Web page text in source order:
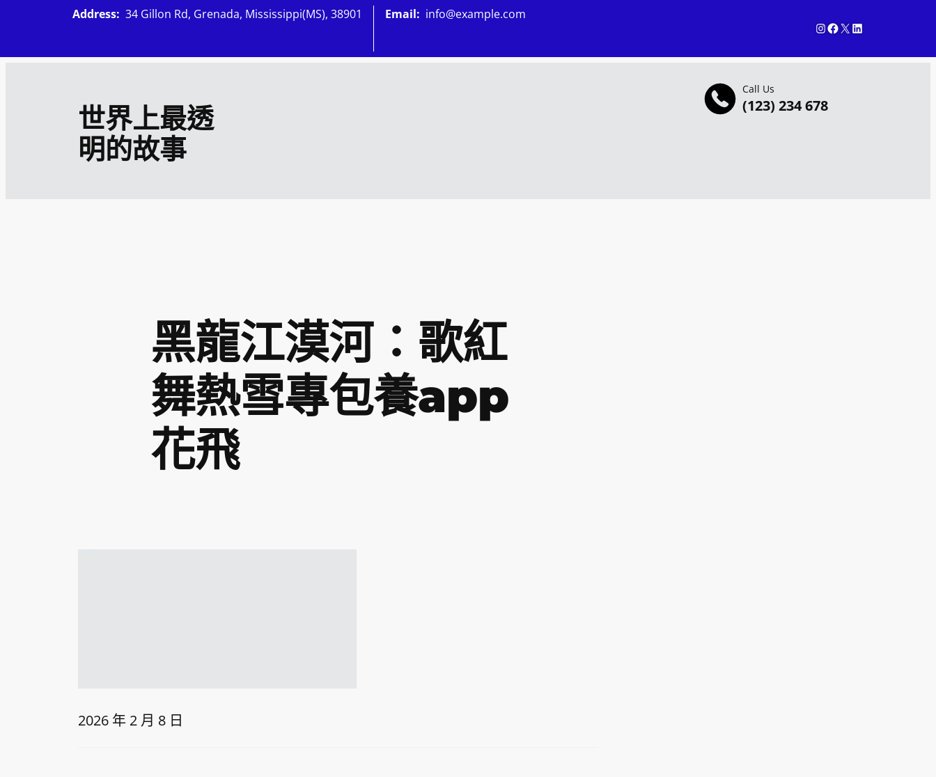
主
世界上最透
明的故事
Call Us
(123) 234 678
Address: 34 Gillon Rd, Grenada, Mississippi(MS), 38901 Email: info@example.com
InstagramFacebook X LinkedIn
黑龍江漠河：歌紅
舞熱雪專包養app
花飛
2026 年 2 月 8 日